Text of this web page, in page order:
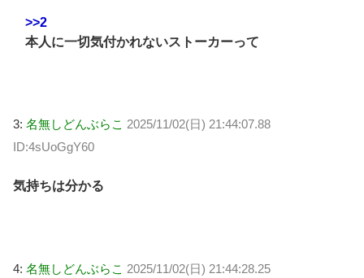
>>2
本人に一切気付かれないストーカーって
3: 名無しどんぶらこ 2025/11/02(日) 21:44:07.88
ID:4sUoGgY60
気持ちは分かる
4: 名無しどんぶらこ 2025/11/02(日) 21:44:28.25